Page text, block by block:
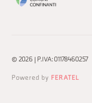
© 2026 | P.IVA: 01178460257
Powered by FERATEL